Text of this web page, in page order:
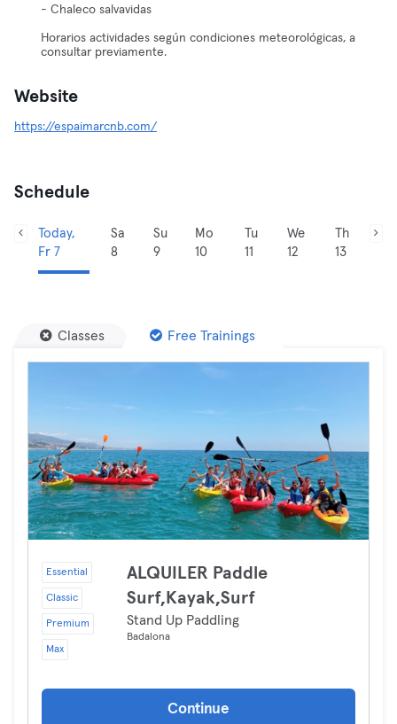
- Chaleco salvavidas
Horarios actividades según condiciones meteorológicas, a
consultar previamente.
Website
https://espaimarcnb.com/
Schedule
Today,
Fr 7
Sa
8
Su
9
Mo
10
Tu
11
We
12
Th
13
Classes Free Trainings
Essential
Classic
Premium
Max
ALQUILER Paddle
Surf,Kayak,Surf
Stand Up Paddling
Badalona
Continue